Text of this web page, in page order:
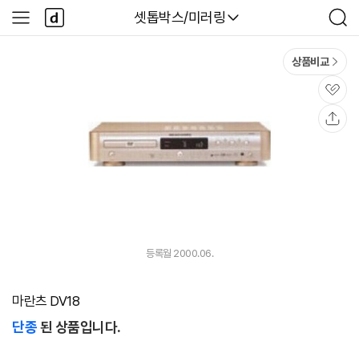
다나와
셋톱박스/미러링
검
색
사
이
다
나
와
상품비교
관
심
등록월 2000.06.
마란츠 DV18
단종된 상품입니다.